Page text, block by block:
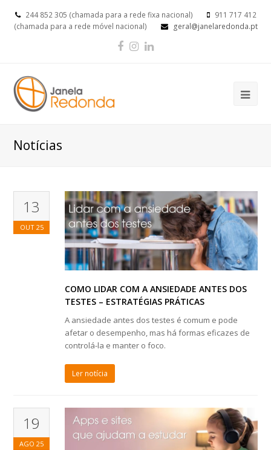
244 852 305 (chamada para a rede fixa nacional)
911 717 412
(chamada para a rede móvel nacional)
geral@janelaredonda.pt
Facebook
Instagram
Notícias
13
OUT 25
COMO LIDAR COM A ANSIEDADE ANTES DOS
TESTES – ESTRATÉGIAS PRÁTICAS
A ansiedade antes dos testes é comum e pode
afetar o desempenho, mas há formas eficazes de
controlá-la e manter o foco.
Ler notícia
19
AGO 25